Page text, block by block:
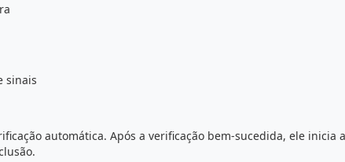
sinais
automática. Após a verificação bem-sucedida, ele